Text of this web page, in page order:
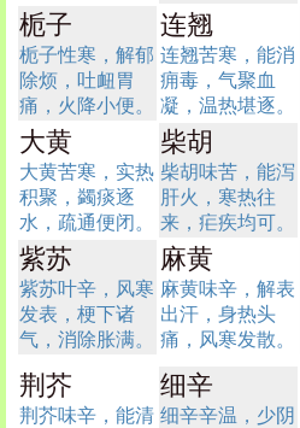
栀子
栀子性寒，解郁
除烦，吐衄胃
痛，火降小便。
连翘
连翘苦寒，能消
痈毒，气聚血
凝，温热堪逐。
大黄
大黄苦寒，实热
积聚，蠲痰逐
水，疏通便闭。
柴胡
柴胡味苦，能泻
肝火，寒热往
来，疟疾均可。
紫苏
紫苏叶辛，风寒
发表，梗下诸
气，消除胀满。
麻黄
麻黄味辛，解表
出汗，身热头
痛，风寒发散。
荆芥
荆芥味辛，能清
细辛
细辛辛温，少阴